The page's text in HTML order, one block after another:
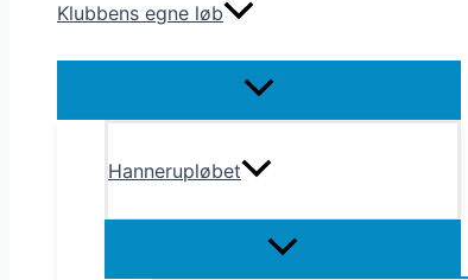
Klubbens egne løb
Menu
Hannerupløbet
Menu